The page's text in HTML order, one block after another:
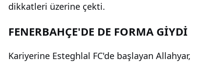
dikkatleri üzerine çekti.
FENERBAHÇE'DE DE FORMA GİYDİ
Kariyerine Esteghlal FC'de başlayan Allahyar,